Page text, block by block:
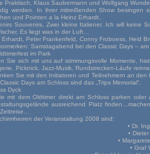
Praktisch, Klaus Saubermann und Wolfgang
werden. In ihrer mitreißenden Show besingen
und Pointen a la Heinz Erhardt..
Souvenirs, Zwei kleine Italiener, Ich will keine
Es liegt was in der Luft…
Erhardt, Peter Frankenfeld, Conny Froboess, Heid
Samstagabend bei den Classic Days –
im Park
Sie sich mit uns auf stimmungsvolle Momente,
Picknick, Jazz-Musik, Rundstrecken-Läufe
Sie mit den Initiatoren und Teilnehmern an
Days am Schloss sind das „Trips Memorial“.
Dyck
mit dem Oldtimer direkt am Schloss parken
ausreichend Platz
der Veranstaltung 2008 sind:
• Dr.
•
•
• Graf